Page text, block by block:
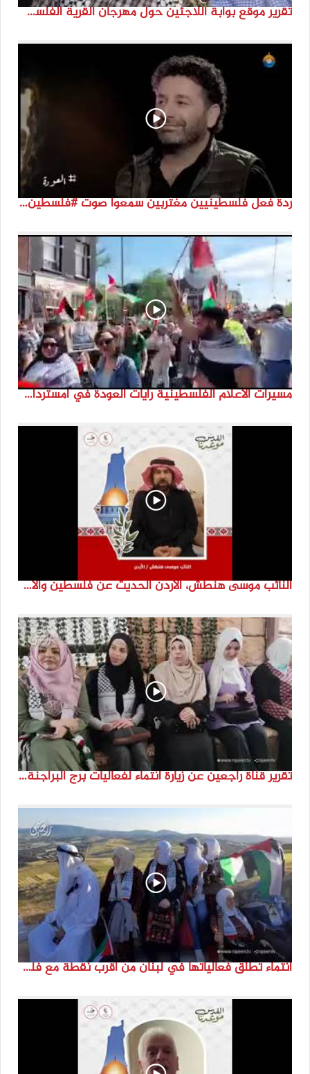
تقرير موقع بوابة اللاجئين حول مهرجان القرية الفلسطينية ( السميرية بلدتي)
ردة فعل فلسطينيين مغتربين سمعوا صوت #فلسطين لأول مرة #نتماء2022 #القدس_موعدنا #النكبة74
مسيرات الاعلام الفلسطينية رايات العودة في امستردام #النكبة74 #انتماء2022 #القدس_موعدنا
النائب موسى هنطش، الأردن الحديث عن فلسطين والاقصى هو عنصر تحدي من تحديات الأُمة في تاريخها الطويل. #انتماء2022
تقرير قناة راجعين عن زيارة انتماء لفعاليات برج البراجنة اعداد جنى شحرور
انتماء تطلق فعالياتها في لبنان من أقرب نقطة مع فلسطين المحتلة في ذكرى النكبة_74تقرير: جنى شحرور